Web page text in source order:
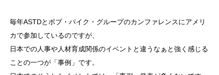
毎年ASTDとボブ・パイク・グループのカンファレンスにアメリ
カで参加しているのですが、
日本での人事や人材育成関係のイベントと違うなぁと強く感じる
ことの一つが「事例」です。